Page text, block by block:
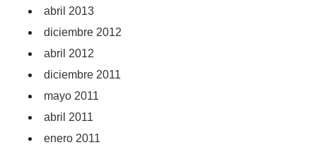
abril 2013
diciembre 2012
abril 2012
diciembre 2011
mayo 2011
abril 2011
enero 2011